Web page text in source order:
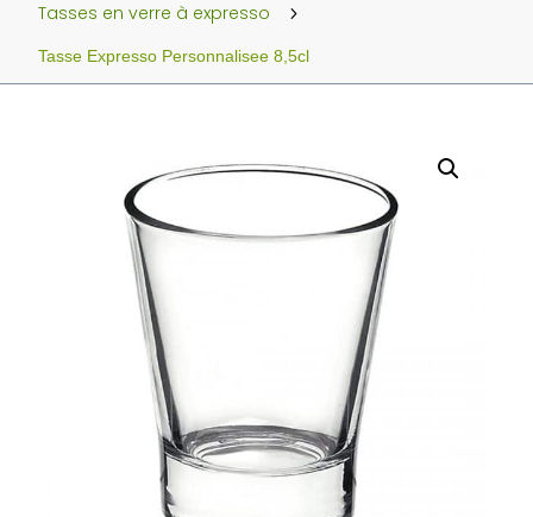
Tasses en verre à expresso 5
Tasse Expresso Personnalisee 8,5cl